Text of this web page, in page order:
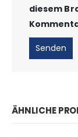
diesem
ÄHNLICHE